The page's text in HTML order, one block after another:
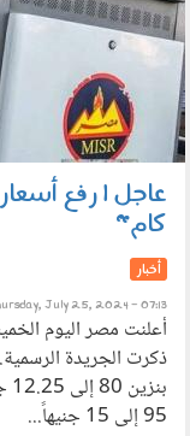
عاجل | رفع
كام"
أخبار
July 25, 2024 - 07:13
أعلنت مصر اليوم
ذكرت الجريدة
95 إلى 15 جنيهاً...